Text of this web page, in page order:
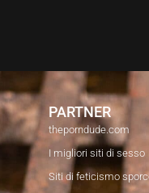
PARTNER
theporndude.com
I migliori siti di sesso
Siti di feticismo